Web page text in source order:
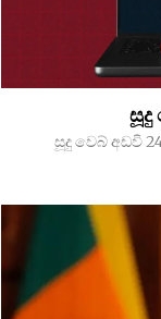
සූදු
සූදු වෙබ් අඩවි